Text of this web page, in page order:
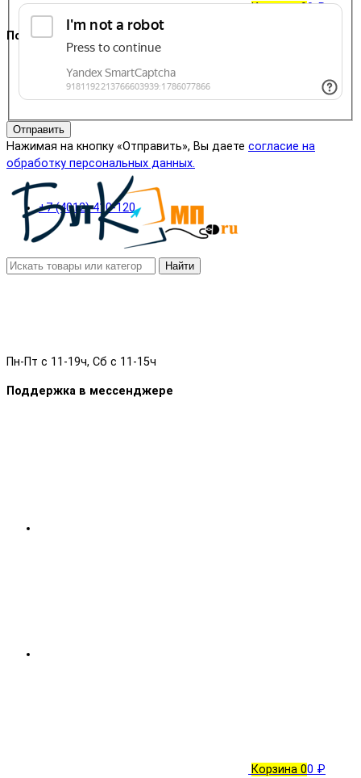
Корзина 00 ₽
Поддержка
+7 (4012) 410-120
Пн-Пт с 11-19ч, Сб с 11-15ч
Поддержка в мессенджере
Отправить
Нажимая на кнопку «Отправить», Вы даете согласие на
обработку персональных данных.
Найти
Корзина 00 ₽